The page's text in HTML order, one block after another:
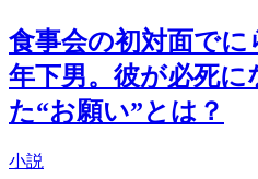
食事会の初対面で
年下男。彼が必死に
た“お願い”とは？
小説